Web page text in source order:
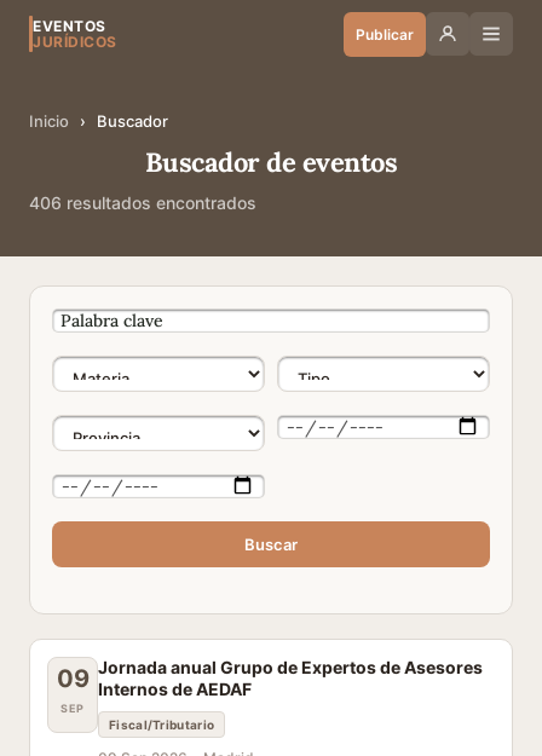
EVENTOS
JURÍDICOS
Publicar
Inicio › Buscador
Buscador de eventos
406 resultados encontrados
Buscar
09
SEP
Jornada anual Grupo de Expertos de Asesores
Internos de AEDAF
Fiscal/Tributario